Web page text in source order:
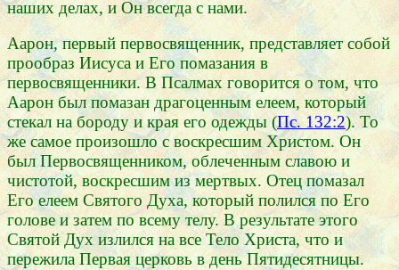
наших делах, и Он всегда с нами.
Аарон, первый первосвященник, представляет собой
прообраз Иисуса и Его помазания в
первосвященники. В Псалмах говорится о том, что
Аарон был помазан драгоценным елеем, который
стекал на бороду и края его одежды (Пс. 132:2). То
же самое произошло с воскресшим Христом. Он
был Первосвященником, облеченным славою и
чистотой, воскресшим из мертвых. Отец помазал
Его елеем Святого Духа, который полился по Его
голове и затем по всему телу. В результате этого
Святой Дух излился на все Тело Христа, что и
пережила Первая церковь в день Пятидесятницы.